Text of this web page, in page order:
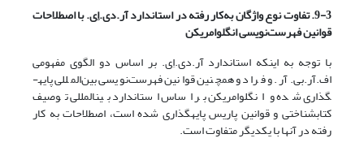
9-3. تفاوت نوع واژگان به‌کار رفته در استاندارد آر.دی.اِی. با اصطلاحات
قوانین فهرست‌نویسیانگلوامریکن
با توجه به اینکه استاندارد آر.دی.اِی. بر اساس دو الگوی مفهومی
اف.آر.بی.آر. و فراد و همچنین قوانین فهرست‌نویسی بین‌المللی پایه­
گذاری شده و انگلوامریکن بر اساس استاندارد بین­المللی توصیف
کتابشناختی و قوانین پاریس پایه­گذاری شده است، اصطلاحات به کار
رفته در آنها با یکدیگر متفاوت است.